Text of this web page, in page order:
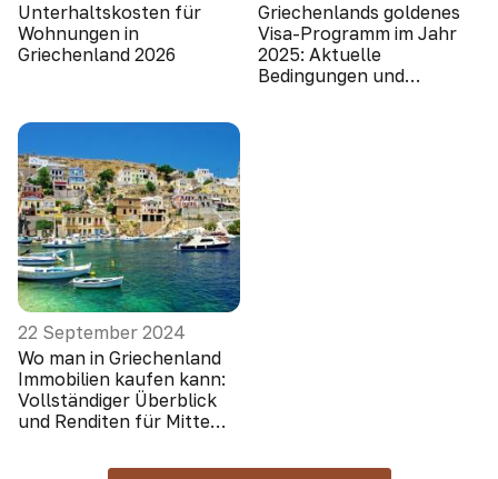
Unterhaltskosten für
Wohnungen in
Griechenland 2026
Griechenlands goldenes
Visa-Programm im Jahr
2025: Aktuelle
Bedingungen und
22 September 2024
Wo man in Griechenland
Immobilien kaufen kann:
Vollständiger Überblick
und Renditen für Mitte